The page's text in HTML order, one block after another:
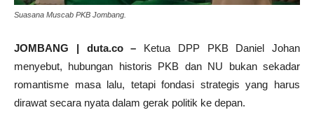
Suasana Muscab PKB Jombang.
JOMBANG | duta.co – Ketua DPP PKB Daniel Johan
menyebut, hubungan historis PKB dan NU bukan sekadar
romantisme masa lalu, tetapi fondasi strategis yang harus
dirawat secara nyata dalam gerak politik ke depan.